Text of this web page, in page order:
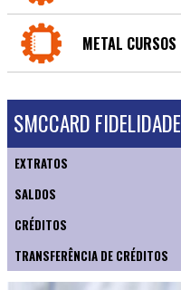
METAL CURSOS
SMCCARD FIDELIDADE
EXTRATOS
SALDOS
CRÉDITOS
TRANSFERÊNCIA DE CRÉDITOS